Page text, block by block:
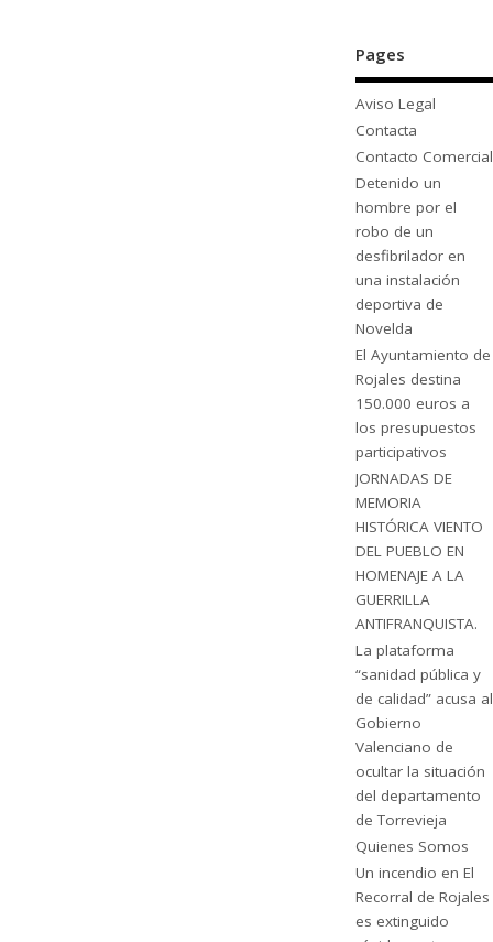
Pages
Aviso Legal
Contacta
Contacto Comercial
Detenido un
hombre por el
robo de un
desfibrilador en
una instalación
deportiva de
Novelda
El Ayuntamiento de
Rojales destina
150.000 euros a
los presupuestos
participativos
JORNADAS DE
MEMORIA
HISTÓRICA VIENTO
DEL PUEBLO EN
HOMENAJE A LA
GUERRILLA
ANTIFRANQUISTA.
La plataforma
“sanidad pública y
de calidad” acusa al
Gobierno
Valenciano de
ocultar la situación
del departamento
de Torrevieja
Quienes Somos
Un incendio en El
Recorral de Rojales
es extinguido